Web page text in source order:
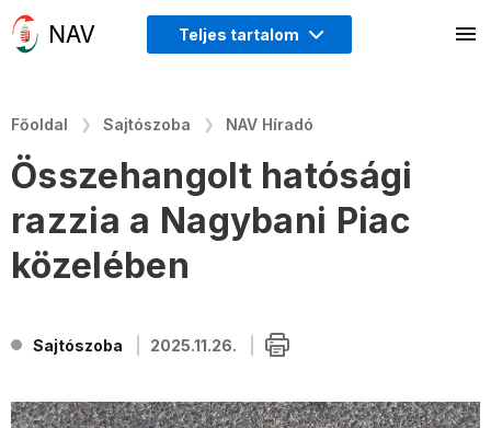
Teljes tartalom
Főoldal Sajtószoba NAV Híradó
Összehangolt hatósági
razzia a Nagybani Piac
közelében
Sajtószoba 2025.11.26.